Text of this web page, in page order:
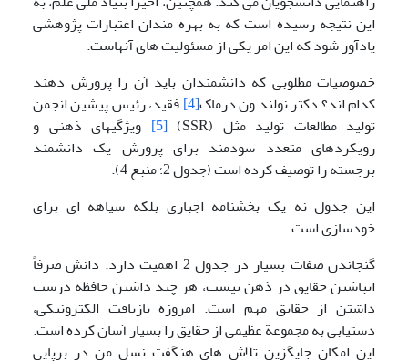
این نتیجه رسیده است که به بهره مندان اعتبارات پژوهشی
یادآور شود که این امر یکی از مسئولیت های آنهاست.
خصوصیات مطلوبی که دانشمندان باید آن را پرورش دهند
کدام اند؟ دکتر نولند ون درماک[4] فقید، رئیس پیشین انجمن
تولید مطالعات تولید مثل (SSR)
[5]
ویژگیهای ذهنی و
رویکردهای متعدد سودمند برای پرورش یک دانشمند
برجسته را توصیف کرده است (جدول 2؛ منبع 4).
این جدول نه یک بخشنامه اجباری بلکه سیاهه ای برای
خودسازی است.
گنجاندن صفات بسیار در جدول 2 اهمیت دارد. دانش صرفاً
انباشتن حقایق در ذهن نیست، هر چند داشتن حافظه درست
داشتن از حقایق مهم است. امروزه بازیافت الکترونیکی،
دستیابی به مجموعة عظیمی از حقایق را بسیار آسان کرده است.
این امکان جایگزین تلاش های هنگفت نسل من در برپایی